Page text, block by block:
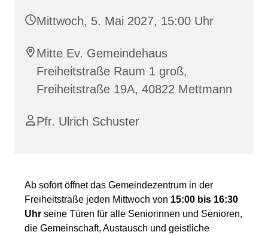
Mittwoch, 5. Mai 2027, 15:00 Uhr
Mitte Ev. Gemeindehaus
Freiheitstraße Raum 1 groß,
Freiheitstraße 19A, 40822 Mettmann
Pfr. Ulrich Schuster
Ab sofort öffnet das Gemeindezentrum in der
Freiheitstraße jeden Mittwoch von 15:00 bis 16:30
Uhr seine Türen für alle Seniorinnen und Senioren,
die Gemeinschaft, Austausch und geistliche